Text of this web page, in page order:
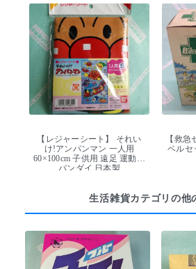
【レジャーシート】 それい
け!アンパンマン 一人用
60×100cm 子供用 遠足 運動会
バンダイ 日本製
【救
ベルセ
生活雑貨カテゴリの他